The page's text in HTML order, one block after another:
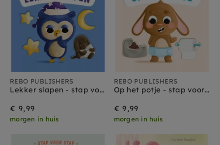
REBO PUBLISHERS
Lekker slapen - stap voor stap 1 jr+
€ 9,99
morgen in huis
REBO PUBLISHERS
Op het potje - stap voor stap 1 jr+
€ 9,99
morgen in huis